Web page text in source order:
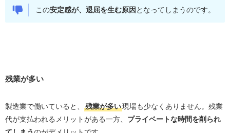
製造業で働いている方におすすめの転職エージェント
まとめ
この安定感が、退屈を生む原因 となってしまうのです。
残業が多い
製造業で働いていると、 残業が多い現場も少なくありません。残業
代が支払われるメリットがある一方、 プライベートな時間を削られ